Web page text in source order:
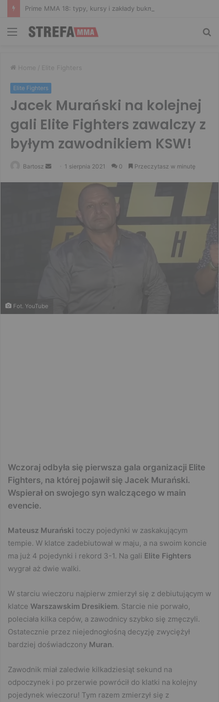
Menu
Home / Elite Fighters
Elite Fighters
Jacek Murański na kolejnej
gali Elite Fighters zawalczy z
byłym zawodnikiem KSW!
Bartosz
Send 1 sierpnia 2021 0 Przeczytasz w minutę
Fot. YouTube
Wczoraj odbyła się pierwsza gala organizacji Elite
Fighters, na której pojawił się Jacek Murański.
Wspierał on swojego syn walczącego w main
evencie.
Mateusz Murański toczy pojedynki w zaskakującym
tempie. W klatce zadebiutował w maju, a na swoim koncie
ma już 4 pojedynki i rekord 3-1. Na gali Elite Fighters
wygrał aż dwie walki.
W starciu wieczoru najpierw zmierzył się z debiutującym w
klatce Warszawskim Dresikiem. Starcie nie porwało,
poleciała kilka cepów, a zawodnicy szybko się zmęczyli.
Ostatecznie przez niejednogłośną decyzję zwyciężył
bardziej doświadczony Muran.
Zawodnik miał zaledwie kilkadziesiąt sekund na
odpoczynek i po przerwie powrócił do klatki na kolejny
pojedynek wieczoru! Tym razem zmierzył się z